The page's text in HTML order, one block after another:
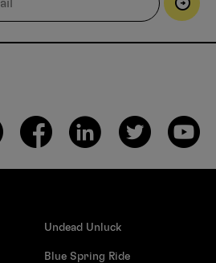
Undead Unluck
Blue Spring Ride